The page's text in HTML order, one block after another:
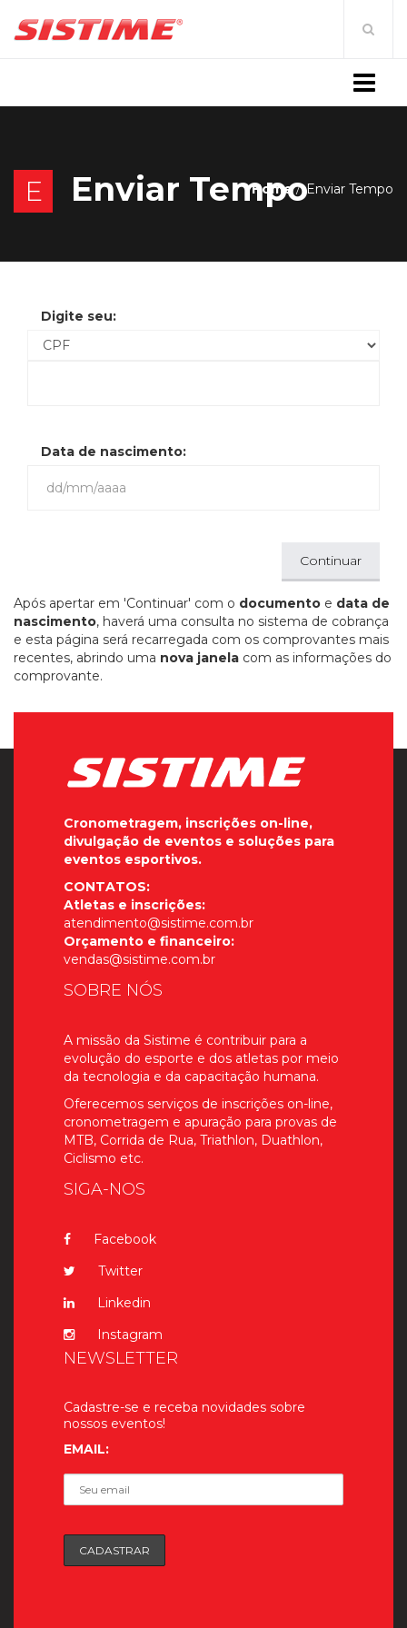
E Enviar Tempo
Home Enviar Tempo
Digite seu:
Data de nascimento:
Continuar
Após apertar em 'Continuar' com o documento e data de
nascimento, haverá uma consulta no sistema de cobrança
e esta página será recarregada com os comprovantes mais
recentes, abrindo uma nova janela com as informações do
comprovante.
Cronometragem, inscrições on-line,
divulgação de eventos e soluções para
eventos esportivos.
CONTATOS:
Atletas e inscrições:
atendimento@sistime.com.br
Orçamento e financeiro:
vendas@sistime.com.br
SOBRE NÓS
A missão da Sistime é contribuir para a
evolução do esporte e dos atletas por meio
da tecnologia e da capacitação humana.
Oferecemos serviços de inscrições on-line,
cronometragem e apuração para provas de
MTB, Corrida de Rua, Triathlon, Duathlon,
Ciclismo etc.
SIGA-NOS
Facebook
Twitter
Linkedin
Instagram
NEWSLETTER
Cadastre-se e receba novidades sobre
nossos eventos!
EMAIL: